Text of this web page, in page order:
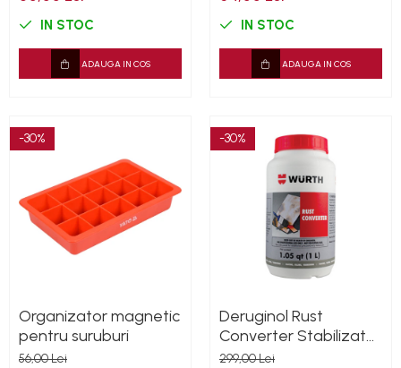
IN STOC
ADAUGA IN COS
IN STOC
ADAUGA IN COS
-30%
Organizator magnetic
pentru suruburi
56,00 Lei
-30%
Deruginol Rust
Converter Stabilizator
de rugina Wurth 1L
299,00 Lei